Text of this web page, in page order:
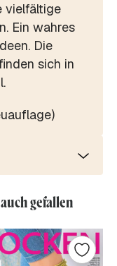
vielfältige
Ein wahres
Die
sich in
gefallen